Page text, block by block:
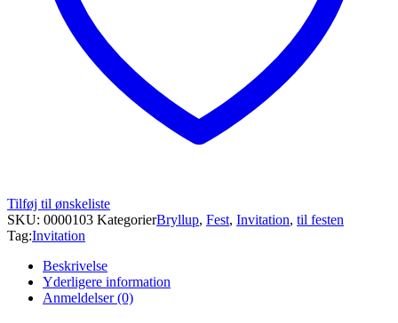
Tilføj til ønskeliste
SKU: 0000103 KategorierBryllup, Fest, Invitation, til festen
Tag:Invitation
Beskrivelse
Yderligere information
Anmeldelser (0)